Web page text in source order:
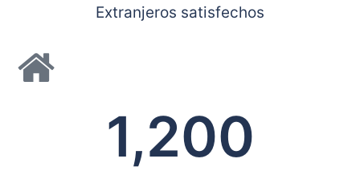
Extranjeros satisfechos
1,200